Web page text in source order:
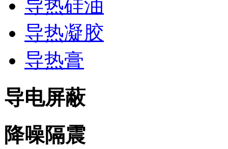
导热硅油
导热凝胶
导热膏
导电屏蔽
降噪隔震